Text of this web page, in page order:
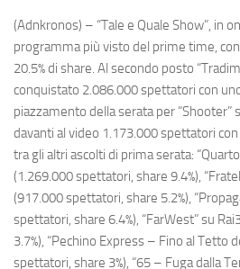
(Adnkronos) – “Tale e Quale Show”, in
programma più visto del prime time,
20.5% di share. Al secondo posto
conquistato 2.086.000 spettatori con
piazzamento della serata per “Shooter”
davanti al video 1.173.000 spettatori con
tra gli altri ascolti di prima serata:
(1.269.000 spettatori, share 9.4%),
(917.000 spettatori, share 5.2%),
spettatori, share 6.4%), “FarWest” su
3.7%), “Pechino Express – Fino al Tetto
spettatori, share 3%), “65 – Fuga dalla